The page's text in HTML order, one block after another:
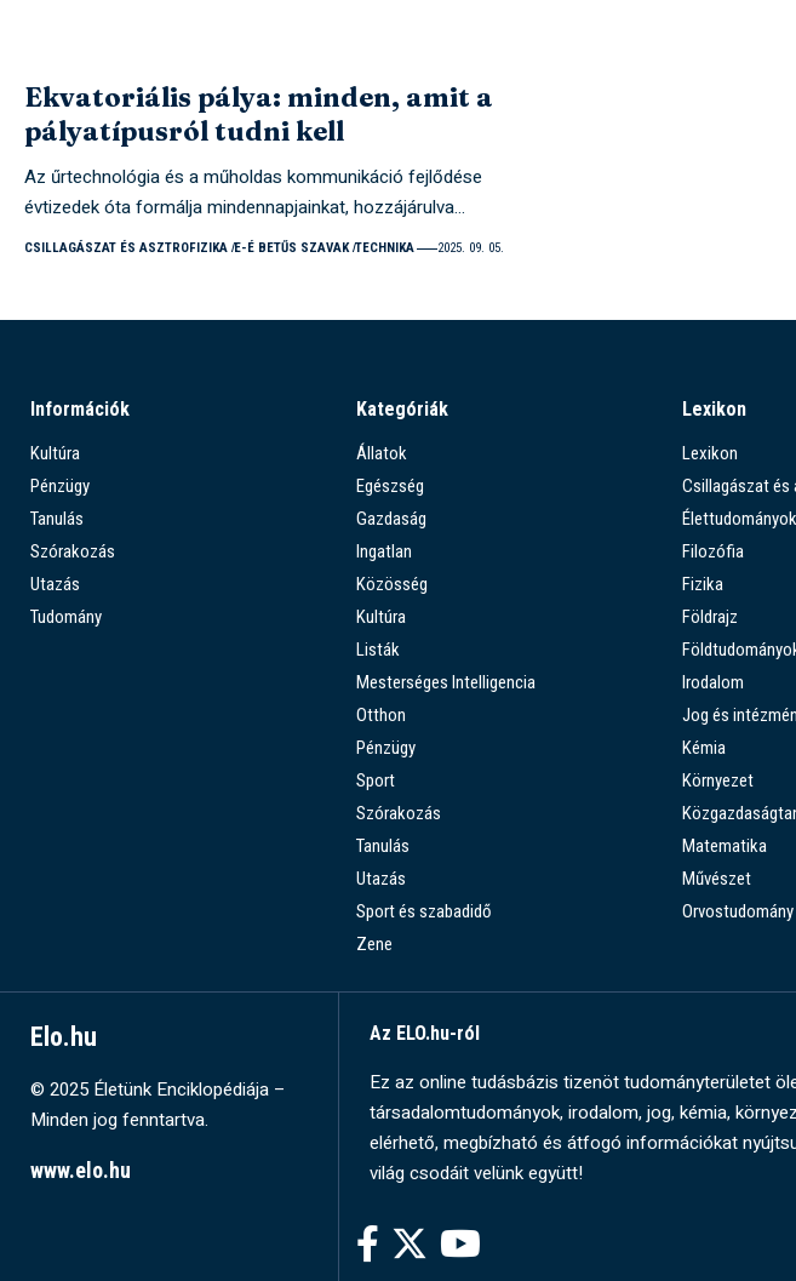
Ekvatoriális pálya: minden, amit a
pályatípusról tudni kell
Az űrtechnológia és a műholdas kommunikáció fejlődése
évtizedek óta formálja mindennapjainkat, hozzájárulva…
CSILLAGÁSZAT ÉS ASZTROFIZIKA E-É BETŰS SZAVAK TECHNIKA 2025. 09. 05.
Információk
Kultúra
Pénzügy
Tanulás
Szórakozás
Utazás
Tudomány
Kategóriák
Állatok
Egészség
Gazdaság
Ingatlan
Közösség
Kultúra
Listák
Mesterséges Intelligencia
Otthon
Pénzügy
Sport
Szórakozás
Tanulás
Utazás
Sport és szabadidő
Zene
Lexikon
Lexikon
Csillagászat
Élettudományok
Filozófia
Fizika
Földrajz
Irodalom
Jog és
Kémia
Környezet
Matematika
Művészet
Orvostudomány
Elo.hu
© 2025 Életünk Enciklopédiája –
Minden jog fenntartva.
www.elo.hu
Az ELO.hu-ról
Ez az online tudásbázis tizenöt tudományterületet
társadalomtudományok, irodalom, jog, kémia,
elérhető, megbízható és átfogó információkat
világ csodáit velünk együtt!